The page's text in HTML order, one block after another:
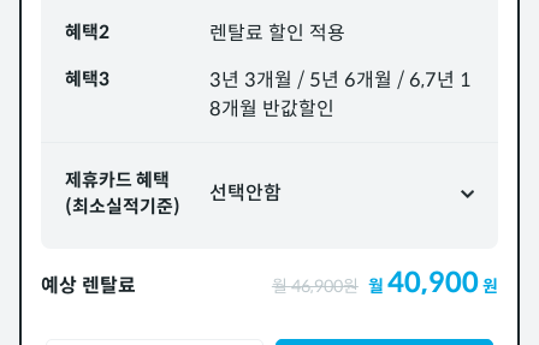
혜택2 렌탈료 할인 적용
혜택3
3년 3개월 / 5년 6개월 / 6,7년 1
8개월 반값할인
제휴카드 혜택
(최소실적기준)
선택안함
예상 렌탈료 월46,900원 월 40,900원